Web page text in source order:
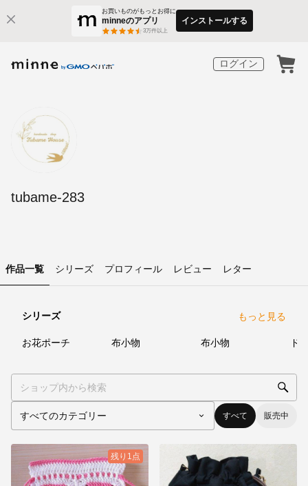
お買いものがもっとお得に
minneのアプリ
3万件以上
インストールする
ログイン
tubame-283
作品一覧 シリーズ プロフィール レビュー レター
シリーズ もっと見る
お花ポーチ 布小物 布小物 ド
すべて 販売中
残り1点